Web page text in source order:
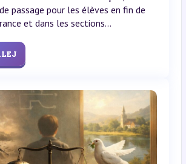
passage pour les élèves en fin de
et dans les sections...